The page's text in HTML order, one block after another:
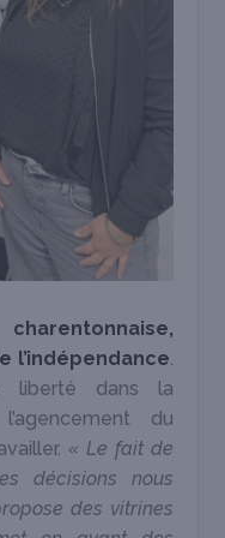
l’indépendance.
liberté dans la
du
« Le fait de
décisions nous
des vitrines